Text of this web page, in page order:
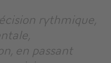
rythmique,
en passant